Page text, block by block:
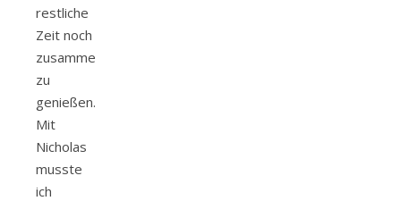
restliche
Zeit noch
zusammen
zu
genießen.
Mit
Nicholas
musste
ich